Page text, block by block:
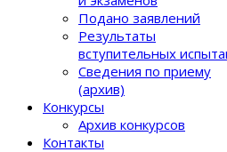
Подано заявлений
Результаты
вступительных
Сведения по приему
(архив)
Конкурсы
Архив конкурсов
Контакты